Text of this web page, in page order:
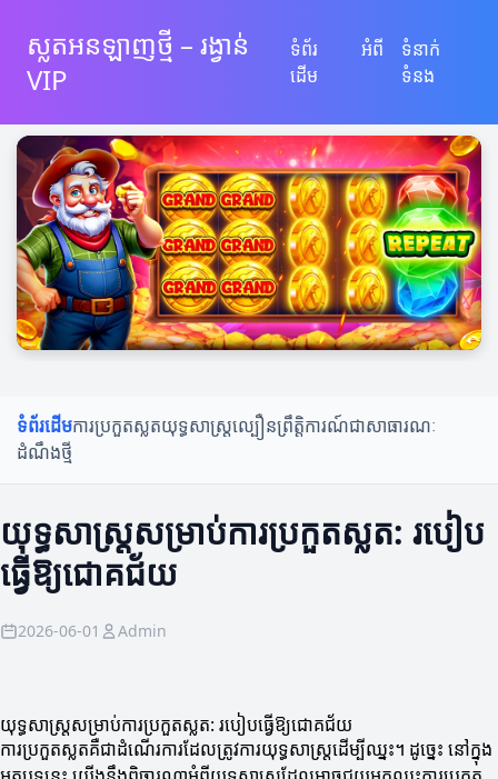
ស្លតអនឡាញថ្មី – រង្វាន់
VIP
ទំព័រ
ដើម
អំពី
ទំនាក់
ទំនង
ទំព័រដើមការប្រកួតស្លតយុទ្ធសាស្ត្រល្បឿនព្រឹត្តិការណ៍ជាសាធារណៈ
ដំណឹងថ្មី
យុទ្ធសាស្ត្រសម្រាប់ការប្រកួតស្លត: របៀប
ធ្វើឱ្យជោគជ័យ
2026-06-01 Admin
យុទ្ធសាស្ត្រសម្រាប់ការប្រកួតស្លត: របៀបធ្វើឱ្យជោគជ័យ
ការប្រកួតស្លតគឺជាដំណើរការដែលត្រូវការយុទ្ធសាស្ត្រដើម្បីឈ្នះ។ ដូច្នេះ នៅក្នុង